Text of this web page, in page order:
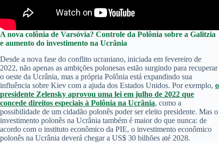
A nova colônia de Varsóvia? Controle da Polônia sobre a Galitzia
e aumento do investimento na Ucrânia
Desde a nova fase do conflito ucraniano, iniciada em fevereiro de
2022, não apenas as ambições polonesas estão surgindo para recuperar
o oeste da Ucrânia, mas a própria Polônia está expandindo sua
influência sobre Kiev com a ajuda dos Estados Unidos. Por exemplo, o
presidente Zelensky aprovou uma lei em julho de 2022 que
concede direitos especiais à Polônia na Ucrânia, como a
possibilidade de um cidadão polonês poder ser eleito presidente. Mas o
investimento polonês na Ucrânia também é maior do que nunca: de
acordo com o instituto econômico da PIE, o investimento econômico
polonês na Ucrânia deverá chegar a US$ 30 bilhões até 2028.